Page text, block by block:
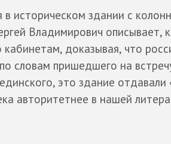
историческом здании с
Владимирович описывает,
доказывая, что
словам пришедшего на
это здание отдавали
авторитетнее в нашей